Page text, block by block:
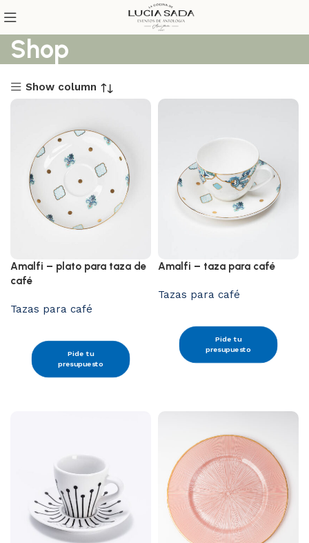
Shop
Show column
Amalfi – plato para taza de
café
Tazas para café
Pide tu
presupuesto
Amalfi – taza para café
Tazas para café
Pide tu
presupuesto